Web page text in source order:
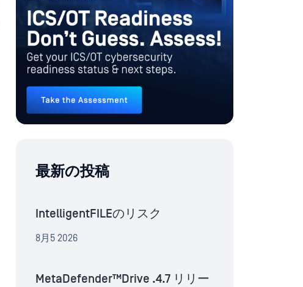
最新の投稿
IntelligentFILEのリスク
8月5 2026
MetaDefender™Drive .4.7 リリー